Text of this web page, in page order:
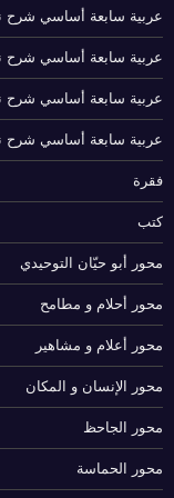
عربية سابعة أساسي شرح
عربية سابعة أساسي
عربية سابعة أساسي
عربية سابعة أساسي شرح
فقرة
كتب
محور أبو حيّان التوحيدي
محور أحلام و مطامح
محور أعلام و مشاهير
محور الإنسان و المكان
محور الجاحظ
محور الحماسة